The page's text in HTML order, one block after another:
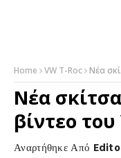
Home VW T-Roc Νέα
Νέα
βίντεο του
Αναρτήθηκε Από